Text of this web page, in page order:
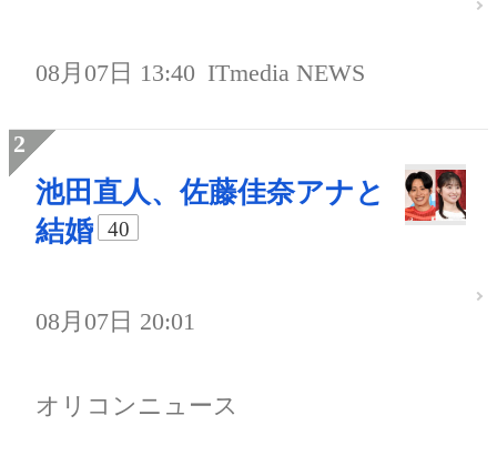
08月07日 13:40 ITmedia NEWS
池田直人、佐藤佳奈アナと
結婚
40
08月07日 20:01
オリコンニュース